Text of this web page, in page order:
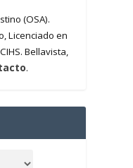
(OSA).
Licenciado en
Bellavista,
.